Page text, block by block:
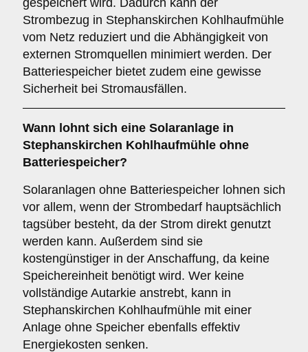
gespeichert wird. Dadurch kann der
Strombezug in Stephanskirchen Kohlhaufmühle
vom Netz reduziert und die Abhängigkeit von
externen Stromquellen minimiert werden. Der
Batteriespeicher bietet zudem eine gewisse
Sicherheit bei Stromausfällen.
Wann lohnt sich eine Solaranlage in
Stephanskirchen Kohlhaufmühle ohne
Batteriespeicher?
Solaranlagen ohne Batteriespeicher lohnen sich
vor allem, wenn der Strombedarf hauptsächlich
tagsüber besteht, da der Strom direkt genutzt
werden kann. Außerdem sind sie
kostengünstiger in der Anschaffung, da keine
Speichereinheit benötigt wird. Wer keine
vollständige Autarkie anstrebt, kann in
Stephanskirchen Kohlhaufmühle mit einer
Anlage ohne Speicher ebenfalls effektiv
Energiekosten senken.